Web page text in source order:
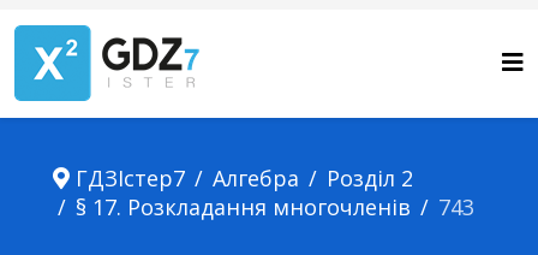
ГДЗІстер7 Алгебра
Розділ 2
§ 17. Розкладання многочленів
743